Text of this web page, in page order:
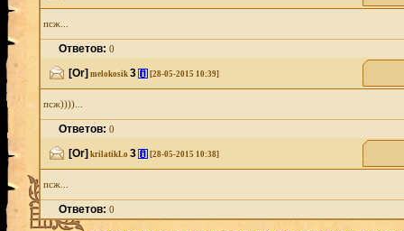
псж...
Ответов:0
[Or] melokosik 3 [i] [28-05-2015 10:39]
псж))))...
Ответов:0
[Or] krilatikLo 3 [i] [28-05-2015 10:38]
псж...
Ответов:0